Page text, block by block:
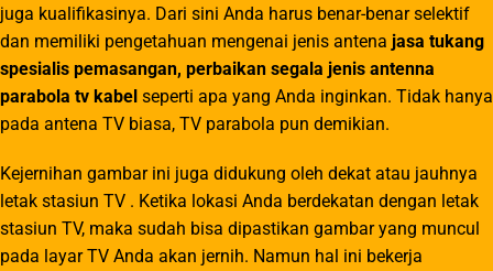
juga kualifikasinya. Dari sini Anda harus benar-benar selektif
dan memiliki pengetahuan mengenai jenis antena jasa tukang
spesialis pemasangan, perbaikan segala jenis antenna
parabola tv kabel seperti apa yang Anda inginkan. Tidak hanya
pada antena TV biasa, TV parabola pun demikian.
Kejernihan gambar ini juga didukung oleh dekat atau jauhnya
letak stasiun TV . Ketika lokasi Anda berdekatan dengan letak
stasiun TV, maka sudah bisa dipastikan gambar yang muncul
pada layar TV Anda akan jernih. Namun hal ini bekerja